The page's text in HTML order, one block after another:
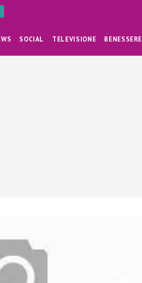
SOCIAL TELEVISIONE BENESSERE